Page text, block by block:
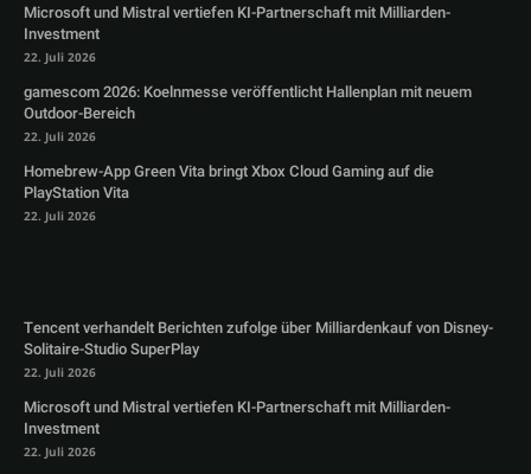
Microsoft und Mistral vertiefen KI-Partnerschaft mit Milliarden-
Investment
22. Juli 2026
gamescom 2026: Koelnmesse veröffentlicht Hallenplan mit neuem
Outdoor-Bereich
22. Juli 2026
Homebrew-App Green Vita bringt Xbox Cloud Gaming auf die
PlayStation Vita
22. Juli 2026
Tencent verhandelt Berichten zufolge über Milliardenkauf von Disney-
Solitaire-Studio SuperPlay
22. Juli 2026
Microsoft und Mistral vertiefen KI-Partnerschaft mit Milliarden-
Investment
22. Juli 2026